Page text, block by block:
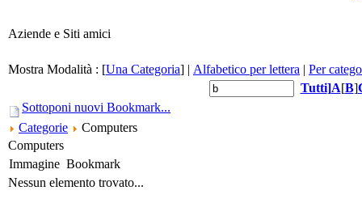
Aziende e Siti amici
Mostra Modalità : [Una Categoria] | Alfabetico per lettera | Per
Tutti]A[B]
Sottoponi nuovi Bookmark...
Categorie
Computers
Computers
Immagine Bookmark
Nessun elemento trovato...